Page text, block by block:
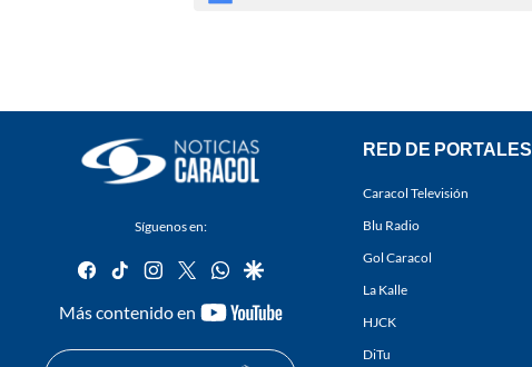
Síguenos en:
facebook
tiktok instagram
twitterwhatsapp
google
Más contenido en
youtube-
RED DE PORTALES
Caracol Televisión
Blu Radio
Gol Caracol
La Kalle
HJCK
DiTu